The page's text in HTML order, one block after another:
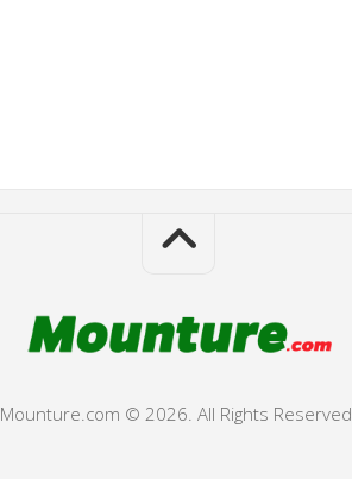
Mounture.com © 2026. All Rights Reserved.